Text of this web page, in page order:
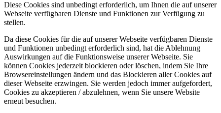
Diese Cookies sind unbedingt erforderlich, um Ihnen die auf unserer
Webseite verfügbaren Dienste und Funktionen zur Verfügung zu
stellen.
Da diese Cookies für die auf unserer Webseite verfügbaren Dienste
und Funktionen unbedingt erforderlich sind, hat die Ablehnung
Auswirkungen auf die Funktionsweise unserer Webseite. Sie
können Cookies jederzeit blockieren oder löschen, indem Sie Ihre
Browsereinstellungen ändern und das Blockieren aller Cookies auf
dieser Webseite erzwingen. Sie werden jedoch immer aufgefordert,
Cookies zu akzeptieren / abzulehnen, wenn Sie unsere Website
erneut besuchen.